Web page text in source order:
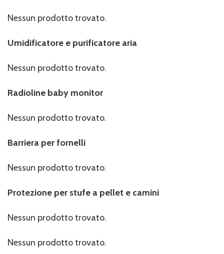
Nessun prodotto trovato.
Umidificatore e purificatore aria
Nessun prodotto trovato.
Radioline baby monitor
Nessun prodotto trovato.
Barriera per fornelli
Nessun prodotto trovato.
Protezione per stufe a pellet e camini
Nessun prodotto trovato.
Nessun prodotto trovato.